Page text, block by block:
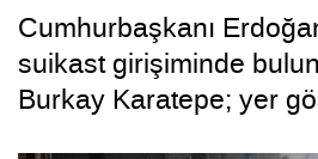
Cumhurbaşkanı
suikast girişiminde
Burkay Karatepe; yer